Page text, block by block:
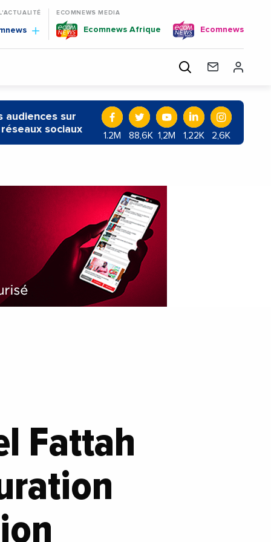
ECOMNEWS MEDIA
Ecomnews Afrique Ecomnews
audiences sur
sociaux
1.2M 88,6K 1,2M 1,22K 2,6K
Fattah